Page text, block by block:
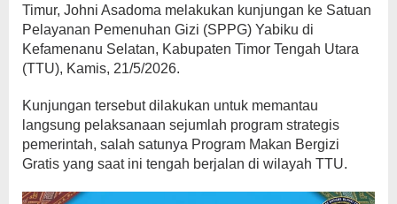
Timur, Johni Asadoma melakukan kunjungan ke Satuan
Pelayanan Pemenuhan Gizi (SPPG) Yabiku di
Kefamenanu Selatan, Kabupaten Timor Tengah Utara
(TTU), Kamis, 21/5/2026.
Kunjungan tersebut dilakukan untuk memantau
langsung pelaksanaan sejumlah program strategis
pemerintah, salah satunya Program Makan Bergizi
Gratis yang saat ini tengah berjalan di wilayah TTU.